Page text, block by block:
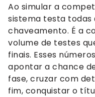
Ao simular a
sistema testa todas
chaveamento. É a
volume de testes
finais. Esses
apontar a chance
fase, cruzar com
fim, conquistar o